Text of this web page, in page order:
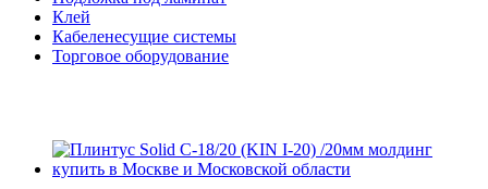
Клей
Кабеленесущие системы
Торговое оборудование